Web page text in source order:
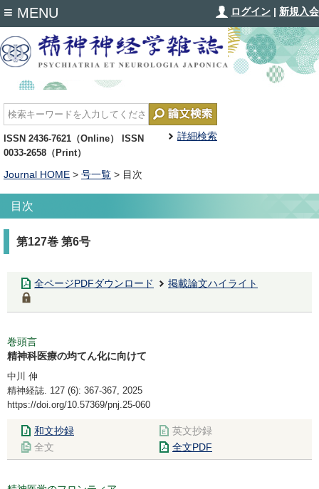
ログイン | 新規入会
詳細検索
ISSN 2436-7621（Online） ISSN
0033-2658（Print）
≡ MENU
Journal HOME > 号一覧 > 目次
目次
第127巻 第6号
全ページPDFダウンロード 掲載論文ハイライト
巻頭言
精神科医療の均てん化に向けて
中川 伸
精神経誌. 127 (6): 367-367, 2025
https://doi.org/10.57369/pnj.25-060
和文抄録
英文抄録
全文
全文PDF